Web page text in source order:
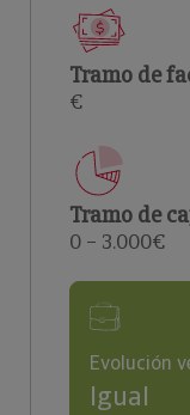
Tramo de
€
Tramo de
0 – 3.000€
Evolución
Igual